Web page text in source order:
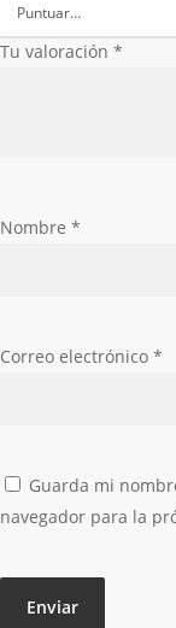
Tu valoración *
Nombre *
Correo electrónico *
Guarda mi
navegador para la